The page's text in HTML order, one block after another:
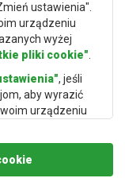
ustawienia".
urządzeniu
wyżej
pliki cookie"
, jeśli
aby wyrazić
urządzeniu
w zakresie w